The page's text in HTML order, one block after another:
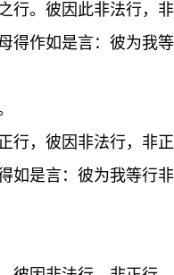
行。彼因此非法行，
得作如是言：彼为我
行，彼因非法行，非
如是言：彼为我等行